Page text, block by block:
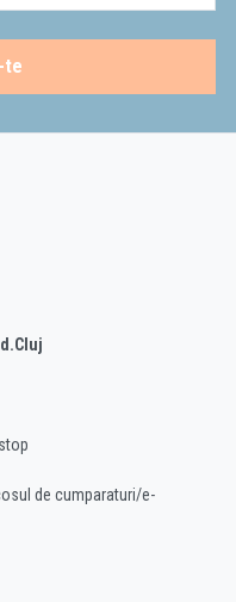
te
de cumparaturi/e-